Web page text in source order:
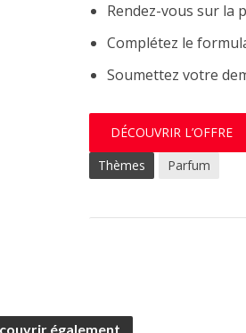
Rendez-vous sur la
Complétez le
Soumettez votre
DÉCOUVRIR L’OFFRE
Thèmes
Parfum
également